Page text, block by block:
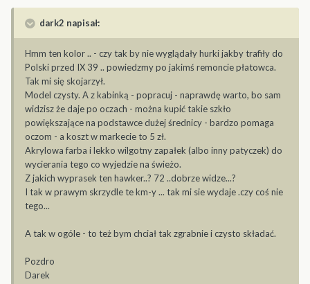
dark2 napisał:
Hmm ten kolor .. - czy tak by nie wyglądały hurki jakby trafiły do
Polski przed IX 39 .. powiedzmy po jakimś remoncie płatowca.
Tak mi się skojarzył.
Model czysty. A z kabinką - popracuj - naprawdę warto, bo sam
widzisz że daje po oczach - można kupić takie szkło
powiększające na podstawce dużej średnicy - bardzo pomaga
oczom - a koszt w markecie to 5 zł.
Akrylowa farba i lekko wilgotny zapałek (albo inny patyczek) do
wycierania tego co wyjedzie na świeżo.
Z jakich wyprasek ten hawker..? 72 ..dobrze widze...?
I tak w prawym skrzydle te km-y ... tak mi sie wydaje .czy coś nie
tego...
A tak w ogóle - to też bym chciał tak zgrabnie i czysto składać.
Pozdro
Darek